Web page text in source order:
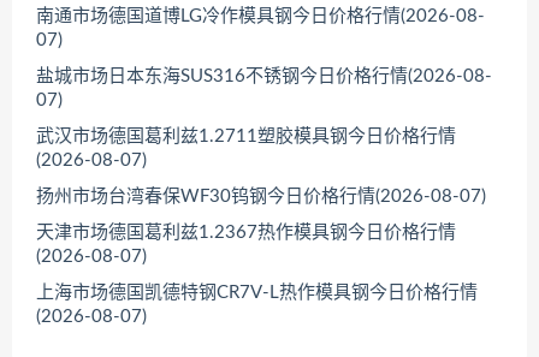
南通市场德国道博LG冷作模具钢今日价格行情(2026-08-
07)
盐城市场日本东海SUS316不锈钢今日价格行情(2026-08-
07)
武汉市场德国葛利兹1.2711塑胶模具钢今日价格行情
(2026-08-07)
扬州市场台湾春保WF30钨钢今日价格行情(2026-08-07)
天津市场德国葛利兹1.2367热作模具钢今日价格行情
(2026-08-07)
上海市场德国凯德特钢CR7V-L热作模具钢今日价格行情
(2026-08-07)